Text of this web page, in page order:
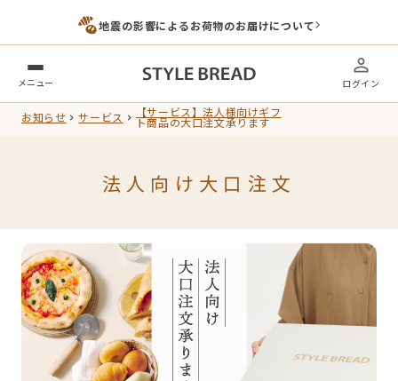
地震の影響によるお荷物のお届けについて
メニュー ログイン
お知らせ サービス 【サービス】法人様向けギフ
ト商品の大口注文承ります
法人向け大口注文